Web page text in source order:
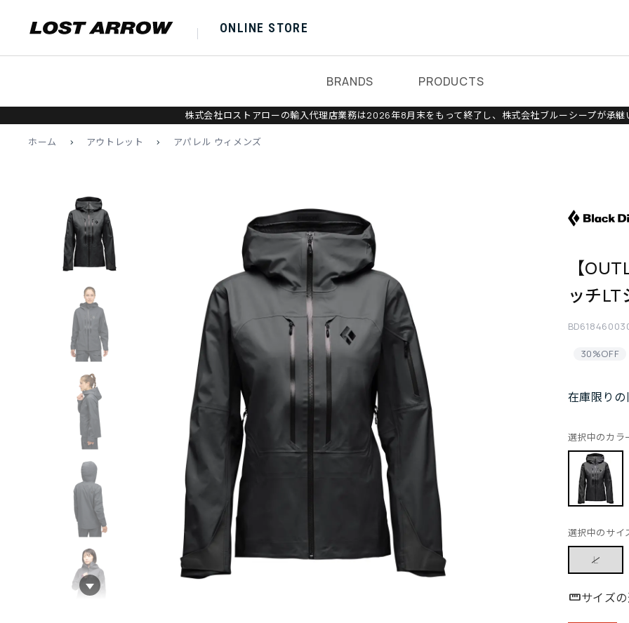
ONLINE STORE
BRANDS PRODUCTS
株式会社ロストアローの輸入代理店業務は2026年8月末をもって終了し、株式会社ブルーシープが承継
ホーム > アウトレット > アパレル ウィメンズ
【
ッチ
30%OFF
在庫限り
選択中のカラ
選択中のサイ
L
サイズ